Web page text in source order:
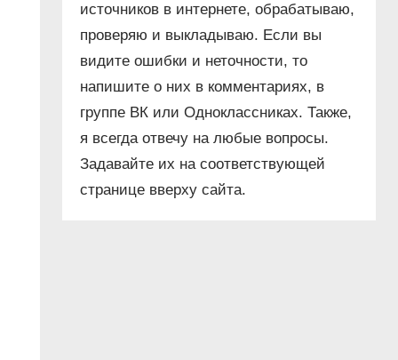
источников в интернете, обрабатываю,
проверяю и выкладываю. Если вы
видите ошибки и неточности, то
напишите о них в комментариях, в
группе ВК или Одноклассниках. Также,
я всегда отвечу на любые вопросы.
Задавайте их на соответствующей
странице вверху сайта.